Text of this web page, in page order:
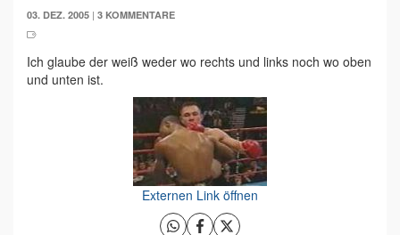
03. DEZ. 2005 | 3 KOMMENTARE
Ich glaube der weiß weder wo rechts und links noch wo oben
und unten ist.
Externen Link öffnen